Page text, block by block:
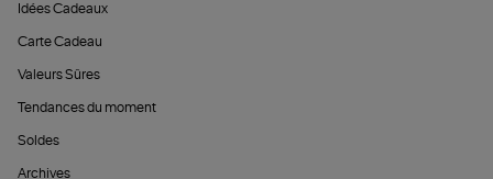
Idées Cadeaux
Carte Cadeau
Valeurs Sûres
Tendances du moment
Soldes
Archives